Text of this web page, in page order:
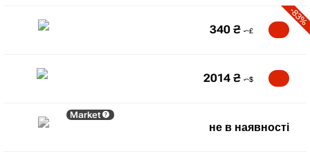
-83%
340 ₴
2014 ₴
Market
не в наявності